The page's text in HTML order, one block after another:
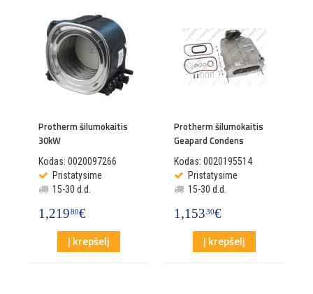
Protherm šilumokaitis
30kW
Kodas: 0020097266
Pristatysime
15-30 d.d.
1,21980€
Į krepšelį
Protherm šilumokaitis
Geapard Condens
Kodas: 0020195514
Pristatysime
15-30 d.d.
1,15330€
Į krepšelį